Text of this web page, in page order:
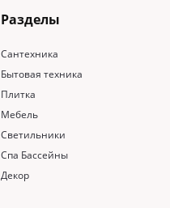
Разделы
Сантехника
Бытовая техника
Плитка
Мебель
Светильники
Спа Бассейны
Декор